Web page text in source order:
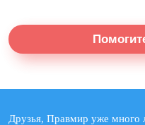
Друзья, Правмир уже много